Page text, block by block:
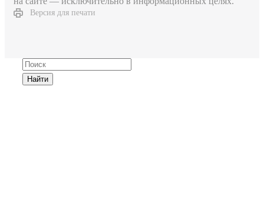
Версия для печати
Найти